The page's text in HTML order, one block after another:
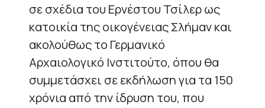
σε σχέδια του Ερνέστου Τσίλερ ως
κατοικία της οικογένειας Σλήμαν και
ακολούθως το Γερμανικό
Αρχαιολογικό Ινστιτούτο, όπου θα
συμμετάσχει σε εκδήλωση για τα 150
χρόνια από την ίδρυση του, που